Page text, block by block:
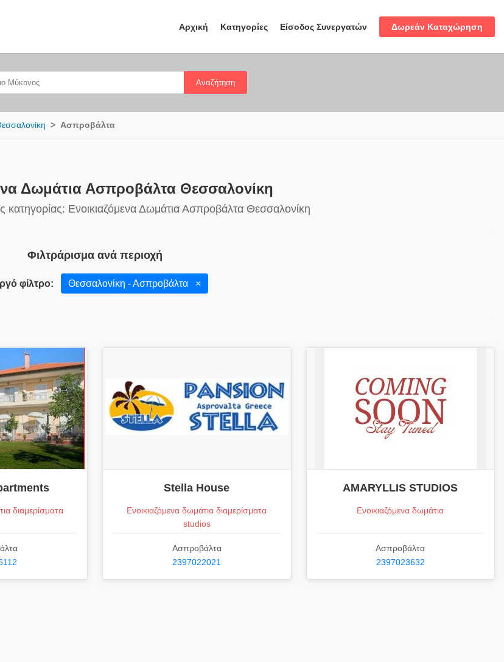
Αρχική Κατηγορίες Είσοδος Συνεργατών Δωρεάν Καταχώρηση
Αναζήτηση
Ασπροβάλτα
Δωμάτια Ασπροβάλτα Θεσσαλονίκη
κατηγορίας: Ενοικιαζόμενα Δωμάτια Ασπροβάλτα Θεσσαλονίκη
Φιλτράρισμα ανά περιοχή
φίλτρο: Θεσσαλονίκη - Ασπροβάλτα ×
διαμερίσματα
Stella House
Ενοικιαζόμενα δωμάτια διαμερίσματα
studios
Ασπροβάλτα
2397022021
AMARYLLIS STUDIOS
Ενοικιαζόμενα δωμάτια
Ασπροβάλτα
2397023632